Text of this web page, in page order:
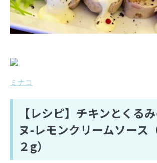
ミナコ
【レシピ】チキンとくる
ヌ-レモンクリームソース
２g）